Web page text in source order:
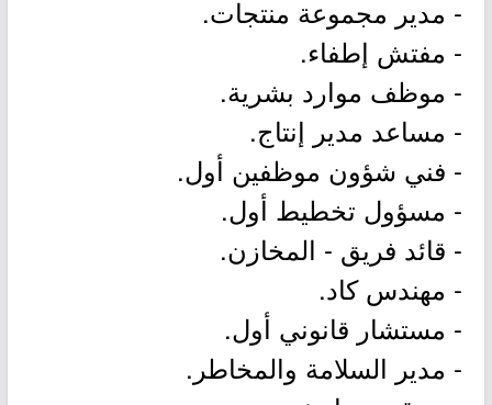
- مدير مجموعة منتجات.
- مفتش إطفاء.
- موظف موارد بشرية.
- مساعد مدير إنتاج.
- فني شؤون موظفين أول.
- مسؤول تخطيط أول.
- قائد فريق - المخازن.
- مهندس كاد.
- مستشار قانوني أول.
- مدير السلامة والمخاطر.